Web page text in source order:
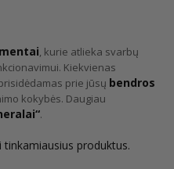
, kurie atlieka svarbų
Kiekvienas
prie jūsų bendros
kokybės. Daugiau
.
produktus.